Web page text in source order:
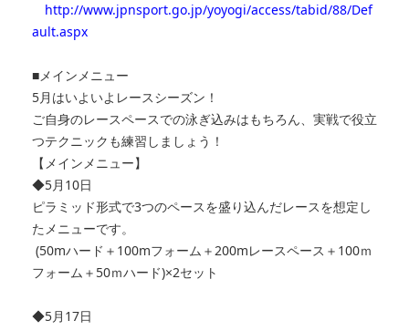
http://www.jpnsport.go.jp/yoyogi/access/tabid/88/Def
ault.aspx
■メインメニュー
5月はいよいよレースシーズン！
ご自身のレースペースでの泳ぎ込みはもちろん、実戦で役立
つテクニックも練習しましょう！
【メインメニュー】
◆5月10日
ピラミッド形式で3つのペースを盛り込んだレースを想定し
たメニューです。
(50mハード＋100mフォーム＋200mレースペース＋ 100ｍ
フォーム＋50ｍハード)×2セット
◆5月17日